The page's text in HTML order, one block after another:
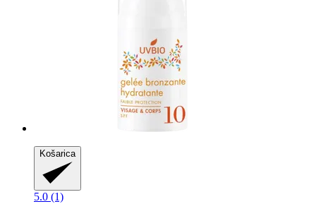
Košarica
5.0 (1)